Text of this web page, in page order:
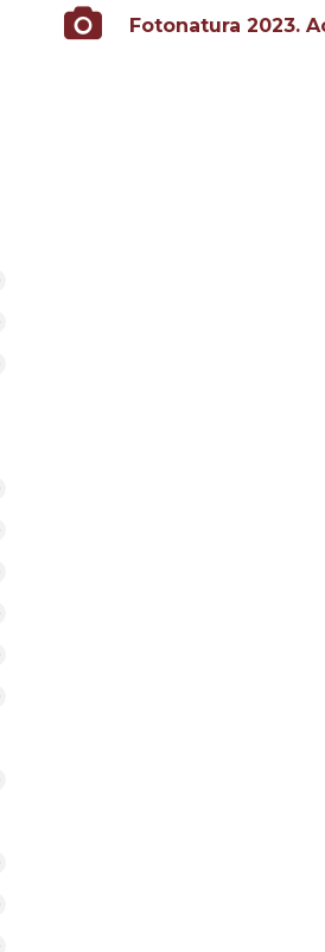
Fotonatura 2023.